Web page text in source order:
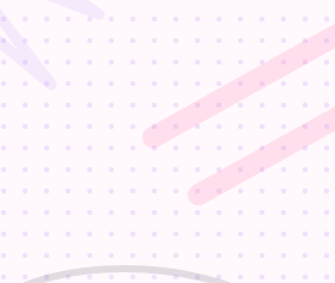
er en voksen ledsager påkrævet.
og flere informationer om connen!